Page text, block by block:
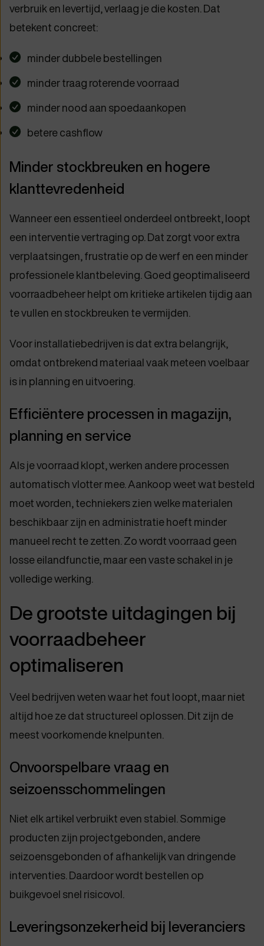
verbruik en levertijd, verlaag je die kosten. Dat
betekent concreet:
minder dubbele bestellingen
minder traag roterende voorraad
minder nood aan spoedaankopen
betere cashflow
Minder stockbreuken en hogere
klanttevredenheid
Wanneer een essentieel onderdeel ontbreekt, loopt
een interventie vertraging op. Dat zorgt voor extra
verplaatsingen, frustratie op de werf en een minder
professionele klantbeleving. Goed geoptimaliseerd
voorraadbeheer helpt om kritieke artikelen tijdig aan
te vullen en stockbreuken te vermijden.
Voor installatiebedrijven is dat extra belangrijk,
omdat ontbrekend materiaal vaak meteen voelbaar
is in planning en uitvoering.
Efficiëntere processen in magazijn,
planning en service
Als je voorraad klopt, werken andere processen
automatisch vlotter mee. Aankoop weet wat besteld
moet worden, techniekers zien welke materialen
beschikbaar zijn en administratie hoeft minder
manueel recht te zetten. Zo wordt voorraad geen
losse eilandfunctie, maar een vaste schakel in je
volledige werking.
De grootste uitdagingen bij
voorraadbeheer
optimaliseren
Veel bedrijven weten waar het fout loopt, maar niet
altijd hoe ze dat structureel oplossen. Dit zijn de
meest voorkomende knelpunten.
Onvoorspelbare vraag en
seizoensschommelingen
Niet elk artikel verbruikt even stabiel. Sommige
producten zijn projectgebonden, andere
seizoensgebonden of afhankelijk van dringende
interventies. Daardoor wordt bestellen op
buikgevoel snel risicovol.
Leveringsonzekerheid bij leveranciers